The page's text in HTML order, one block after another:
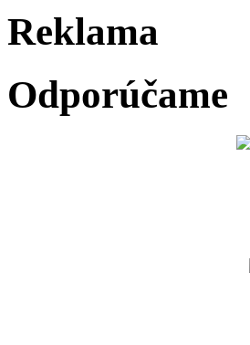
Reklama
Odporúčame